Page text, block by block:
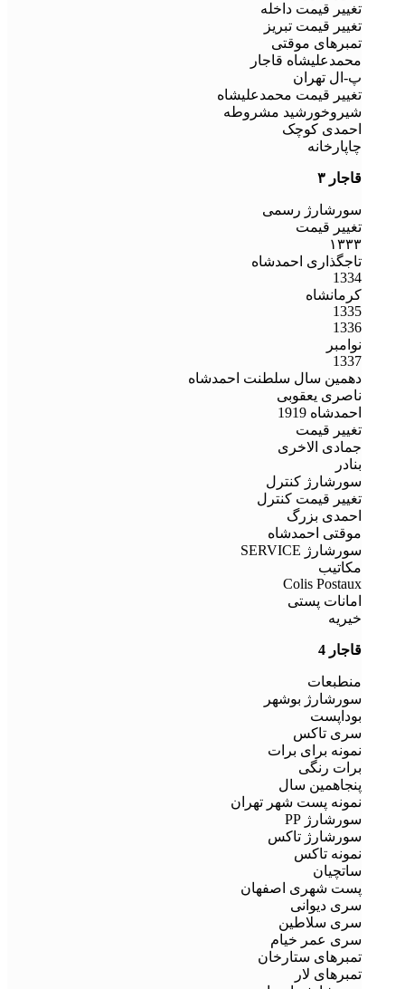
تغییر قیمت داخله
تغییر قیمت تبریز
تمبرهای موقتی
محمدعلیشاه قاجار
پ-ال تهران
تغییر قیمت محمدعلیشاه
شیروخورشید مشروطه
احمدی کوچک
چاپارخانه
قاجار ۳
سورشارژ رسمی
تغییر قیمت
۱۳۳۳
تاجگذاری احمدشاه
1334
کرمانشاه
1335
1336
نوامبر
1337
دهمین سال سلطنت احمدشاه
ناصری یعقوبی
احمدشاه 1919
تغییر قیمت
جمادی الاخری
بنادر
سورشارژ کنترل
تغییر قیمت کنترل
احمدی بزرگ
موقتی احمدشاه
سورشارژ SERVICE
مکاتیب
Colis Postaux
امانات پستی
خیریه
قاجار 4
منطبعات
سورشارژ بوشهر
بوداپست
سری تاکس
نمونه برای برات
برات رنگی
پنجاهمین سال
نمونه پست شهر تهران
سورشارژ PP
سورشارژ تاکس
نمونه تاکس
ساتچیان
پست شهری اصفهان
سری دیوانی
سری سلاطین
سری عمر خیام
تمبرهای ستارخان
تمبرهای لار